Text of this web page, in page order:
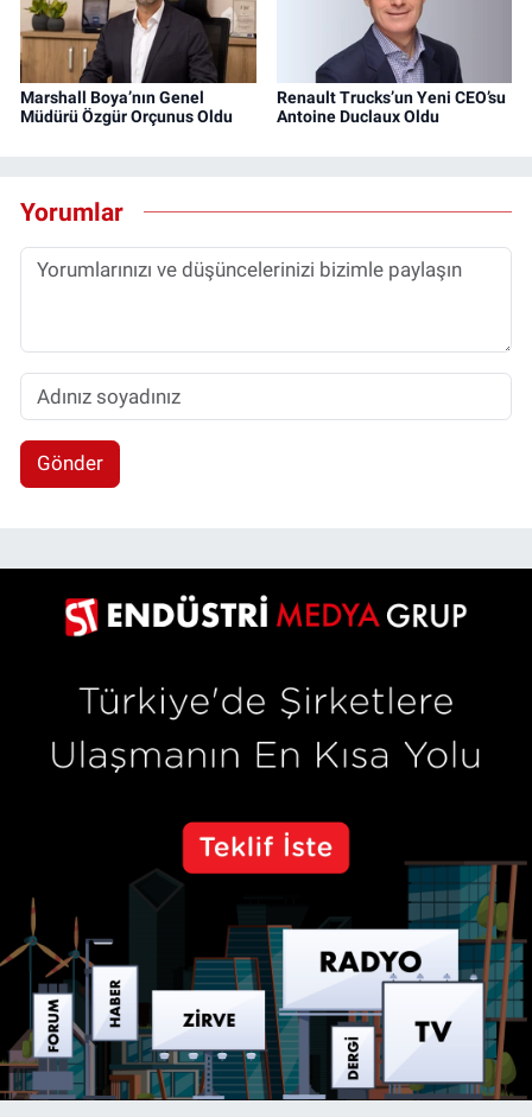
Marshall Boya’nın Genel
Müdürü Özgür Orçunus Oldu
Renault Trucks’un Yeni CEO’su
Antoine Duclaux Oldu
Yorumlar
Gönder